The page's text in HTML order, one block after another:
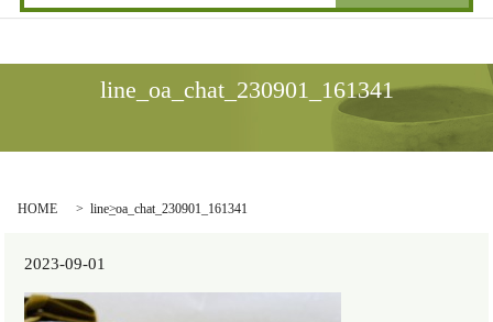
line_oa_chat_230901_161341
HOME line_oa_chat_230901_161341
2023-09-01